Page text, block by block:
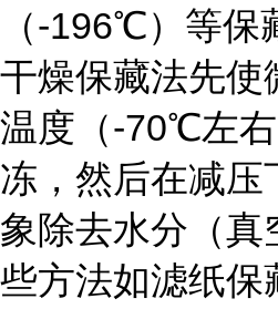
（-196℃）等保
干燥保藏法先使
温度（-70℃左
冻，然后在减压
象除去水分（真
些方法如滤纸保